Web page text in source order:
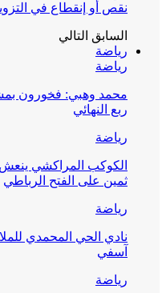
نقص أو إنقطاع في
السابق التالي
رياضة
رياضة
محمد وهبي: فخورون
ربع النهائي
رياضة
الكوكب المراكشي ينعش
ثمين على الفتح الرباطي
رياضة
نادي الحي المحمدي
آسفي
رياضة